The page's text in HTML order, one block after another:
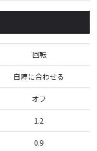
回転
自陣に合わせる
オフ
1.2
0.9